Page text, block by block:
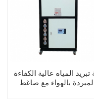
تبريد المياه عالية الكفاءة
المبردة بالهواء مع ضاغط